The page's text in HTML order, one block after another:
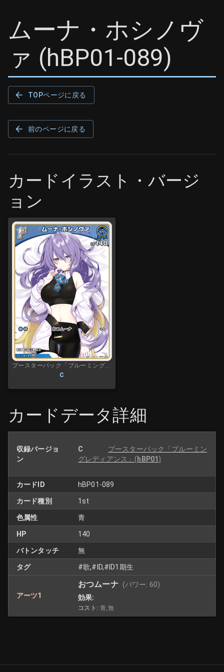
ムーナ・ホシノヴ
ァ (hBP01-089)
TOPページに戻る
前のページに戻る
カードイラスト・バージ
ョン
C
カードデータ詳細
収録バージョ
ン
C
ブースターパック「ブルーミン
グレディアンス」 (hBP01)
カードID hBP01-089
カード種別 1st
色属性 青
HP 140
バトンタッチ 無
タグ #歌,#ID,#ID1期生
アーツ1
おつムーナ (パワー: 60)
効果:
コスト: 青,無